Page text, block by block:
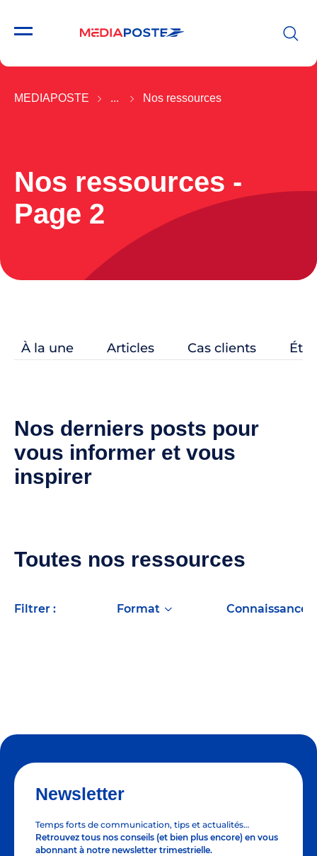
MEDIAPOSTE ... Nos ressources
Nos ressources -
Page 2
À la une Articles Cas clients
Nos derniers posts pour
vous informer et vous
inspirer
Toutes nos ressources
filtrer : format Connaissance
Newsletter
Temps forts de communication, tips et actualités…
Retrouvez tous nos conseils (et bien plus encore) en vous
abonnant à notre newsletter trimestrielle.